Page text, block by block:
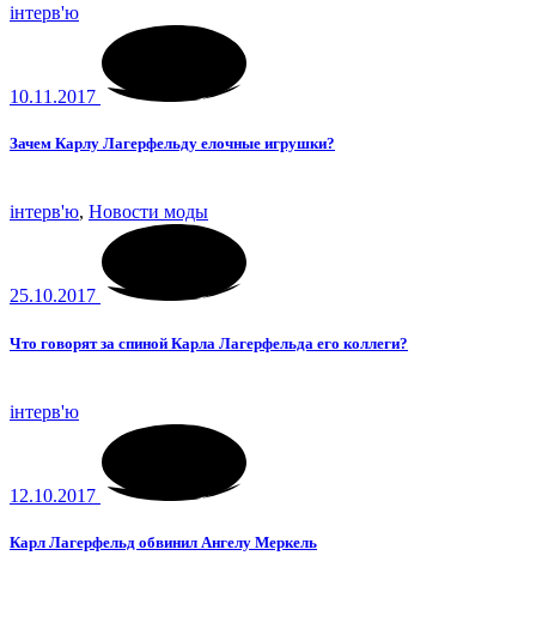
інтерв'ю
10.11.2017
Зачем Карлу Лагерфельду елочные игрушки?
інтерв'ю, Новости моды
25.10.2017
Что говорят за спиной Карла Лагерфельда его коллеги?
інтерв'ю
12.10.2017
Карл Лагерфельд обвинил Ангелу Меркель